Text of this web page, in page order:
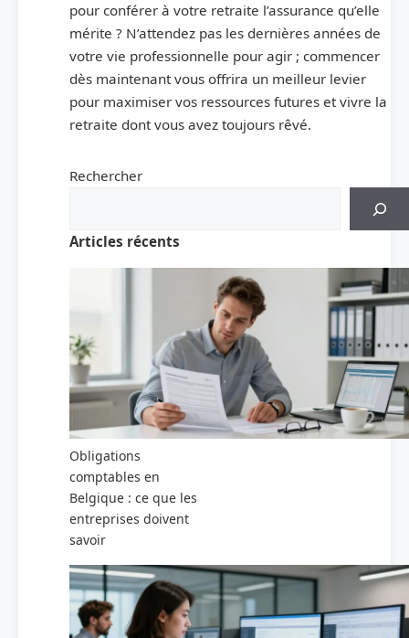
pour conférer à votre retraite l’assurance qu’elle
mérite ? N’attendez pas les dernières années de
votre vie professionnelle pour agir ; commencer
dès maintenant vous offrira un meilleur levier
pour maximiser vos ressources futures et vivre la
retraite dont vous avez toujours rêvé.
Rechercher
Articles récents
Obligations
comptables en
Belgique : ce que les
entreprises doivent
savoir